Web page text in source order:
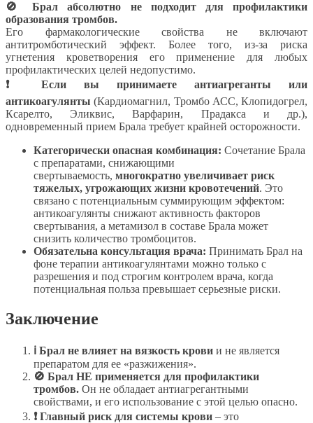
🚫 Брал абсолютно не подходит для профилактики
образования тромбов.
Его фармакологические свойства не включают
антитромботический эффект. Более того, из-за риска
угнетения кроветворения его применение для любых
профилактических целей недопустимо.
❗ Если вы принимаете антиагреганты или
антикоагулянты (Кардиомагнил, Тромбо АСС, Клопидогрел,
Ксарелто, Эликвис, Варфарин, Прадакса и др.),
одновременный прием Брала требует крайней осторожности.
Категорически опасная комбинация: Сочетание Брала
с препаратами, снижающими
свертываемость, многократно увеличивает риск
тяжелых, угрожающих жизни кровотечений. Это
связано с потенциальным суммирующим эффектом:
антикоагулянты снижают активность факторов
свертывания, а метамизол в составе Брала может
снизить количество тромбоцитов.
Обязательна консультация врача: Принимать Брал на
фоне терапии антикоагулянтами можно только с
разрешения и под строгим контролем врача, когда
потенциальная польза превышает серьезные риски.
Заключение
ℹ️ Брал не влияет на вязкость крови и не является
препаратом для ее «разжижения».
🚫 Брал НЕ применяется для профилактики
тромбов. Он не обладает антиагрегантными
свойствами, и его использование с этой целью опасно.
❗ Главный риск для системы крови – это